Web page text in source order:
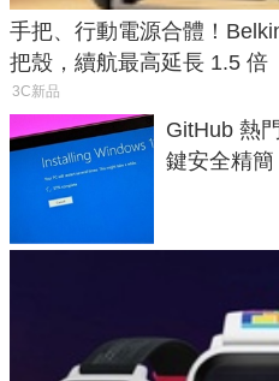
手把、行動電源合體！
把殼，續航最高延長 1.5 倍
3C新品
GitHub 熱
鍵安全精